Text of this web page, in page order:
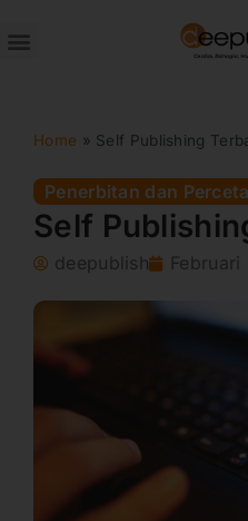
ke
Home » Self Publishing
Penerbitan dan
Self
deepublish Februari